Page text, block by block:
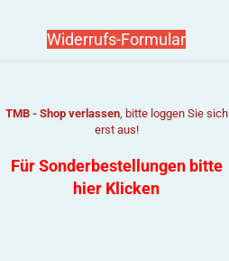
Widerrufs-Formular
TMB - Shop verlassen, bitte loggen Sie sich
erst aus!
Für Sonderbestellungen bitte
hier Klicken